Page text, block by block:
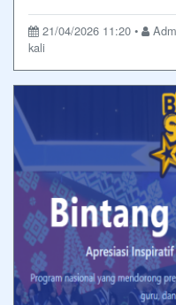
21/04/2026 11:20 •
kali